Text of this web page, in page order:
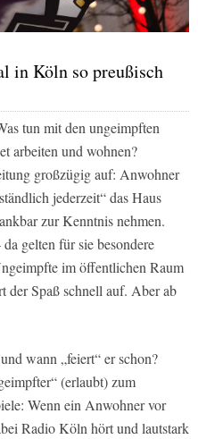
in Köln so preußisch
tun mit den ungeimpften
arbeiten und wohnen?
großzügig auf: Anwohner
jederzeit“ das Haus
zur Kenntnis nehmen.
gelten für sie besondere
im öffentlichen Raum
der Spaß schnell auf. Aber ab
wann „feiert“ er schon?
(erlaubt) zum
Wenn ein Anwohner vor
Radio Köln hört und lautstark